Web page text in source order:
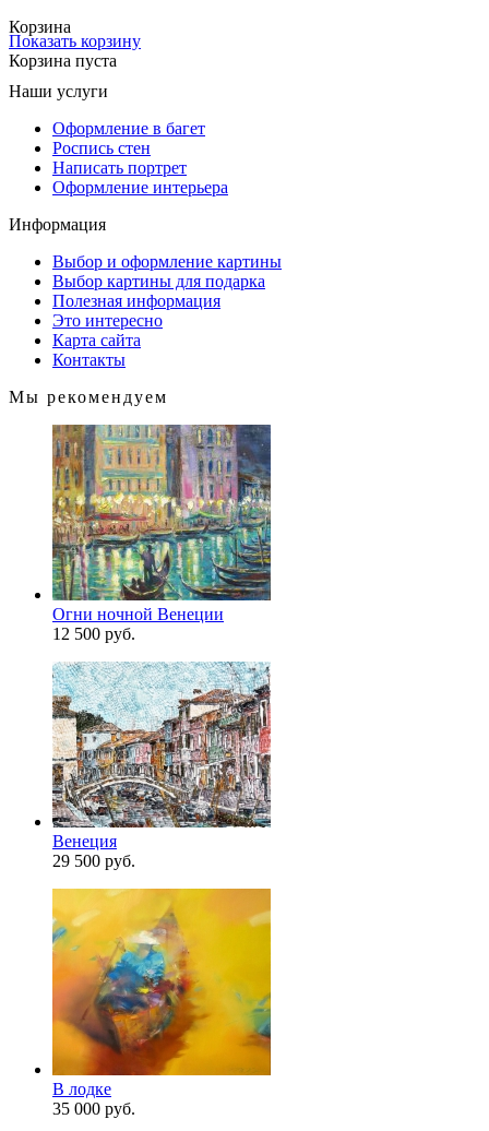
Корзина
Показать корзину
Корзина пуста
Наши услуги
Оформление в багет
Роспись стен
Написать портрет
Оформление интерьера
Информация
Выбор и оформление картины
Выбор картины для подарка
Полезная информация
Это интересно
Карта сайта
Контакты
Мы рекомендуем
Огни ночной Венеции
12 500 руб.
Венеция
29 500 руб.
В лодке
35 000 руб.